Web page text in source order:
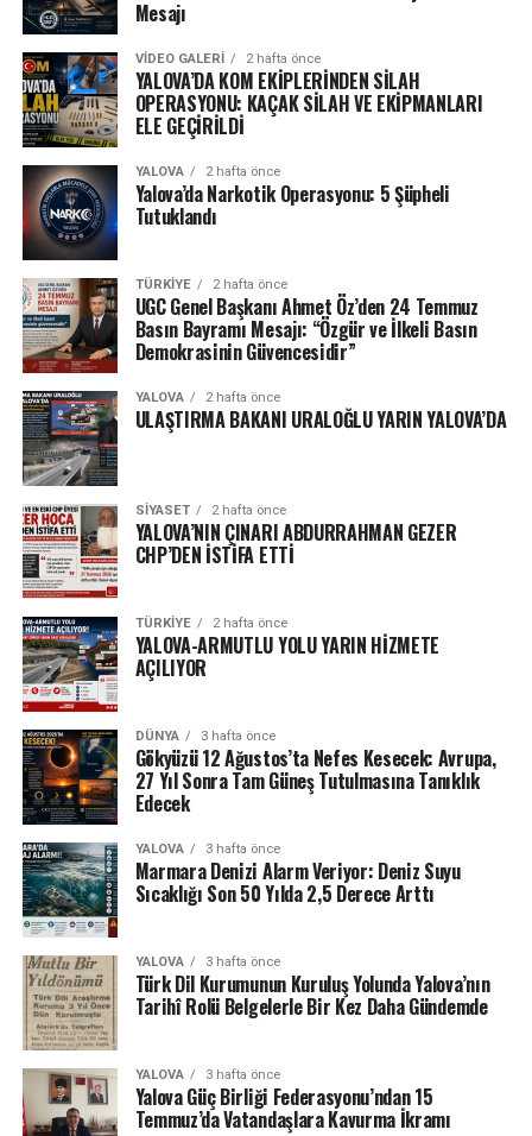
Mesajı
VIDEO GALERI 2 hafta önce
YALOVA’DA KOM EKİPLERİNDEN SİLAH
OPERASYONU: KAÇAK SİLAH VE EKİPMANLARI
ELE GEÇİRİLDİ
YALOVA 2 hafta önce
Yalova’da Narkotik Operasyonu: 5 Şüpheli
Tutuklandı
TÜRKIYE 2 hafta önce
UGC Genel Başkanı Ahmet Öz’den 24 Temmuz
Basın Bayramı Mesajı: “Özgür ve İlkeli Basın
Demokrasinin Güvencesidir”
YALOVA 2 hafta önce
ULAŞTIRMA BAKANI URALOĞLU YARIN YALOVA’DA
SIYASET 2 hafta önce
YALOVA’NIN ÇINARI ABDURRAHMAN GEZER
CHP’DEN İSTİFA ETTİ
TÜRKIYE 2 hafta önce
YALOVA-ARMUTLU YOLU YARIN HİZMETE
AÇILIYOR
DÜNYA 3 hafta önce
Gökyüzü 12 Ağustos’ta Nefes Kesecek: Avrupa,
27 Yıl Sonra Tam Güneş Tutulmasına Tanıklık
Edecek
YALOVA 3 hafta önce
Marmara Denizi Alarm Veriyor: Deniz Suyu
Sıcaklığı Son 50 Yılda 2,5 Derece Arttı
YALOVA 3 hafta önce
Türk Dil Kurumunun Kuruluş Yolunda Yalova’nın
Tarihî Rolü Belgelerle Bir Kez Daha Gündemde
YALOVA 3 hafta önce
Yalova Güç Birliği Federasyonu’ndan 15
Temmuz’da Vatandaşlara Kavurma İkramı